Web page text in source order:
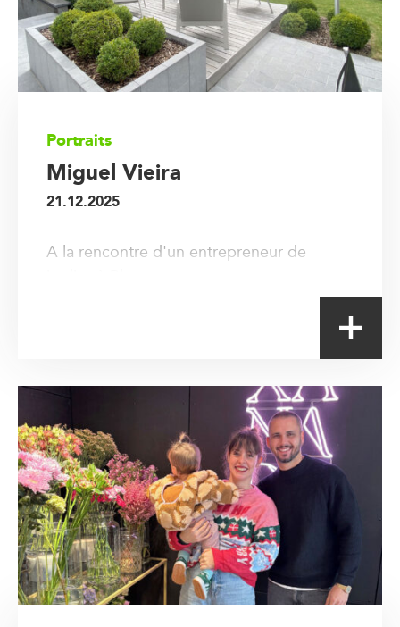
Portraits
Miguel Vieira
21.12.2025
A la rencontre d'un entrepreneur de